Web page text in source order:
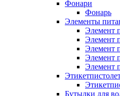
Фонари
Фонарь
Элементы
Элемент
Элемент
Элемент
Элемент
Элемент
Бутылки для